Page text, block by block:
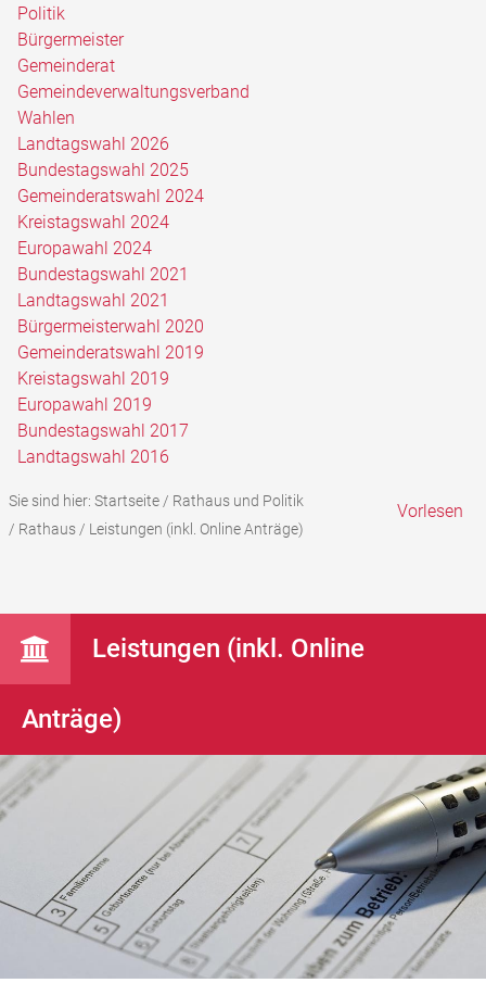
Politik
Bürgermeister
Gemeinderat
Gemeindeverwaltungsverband
Wahlen
Landtagswahl 2026
Bundestagswahl 2025
Gemeinderatswahl 2024
Kreistagswahl 2024
Europawahl 2024
Bundestagswahl 2021
Landtagswahl 2021
Bürgermeisterwahl 2020
Gemeinderatswahl 2019
Kreistagswahl 2019
Europawahl 2019
Bundestagswahl 2017
Landtagswahl 2016
Sie sind hier: Startseite/ Rathaus und Politik
/ Rathaus/ Leistungen (inkl. Online Anträge)
Vorlesen
Leistungen (inkl. Online
Anträge)